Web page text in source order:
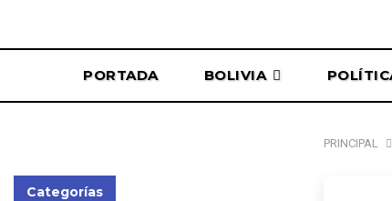
PORTADA BOLIVIA
PRINCIPAL
Categorías